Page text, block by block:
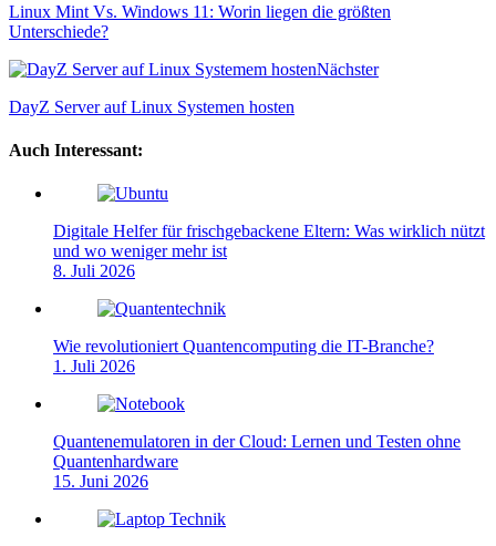
Linux Mint Vs. Windows 11: Worin liegen die größten
Unterschiede?
Nächster
DayZ Server auf Linux Systemen hosten
Auch Interessant:
Digitale Helfer für frischgebackene Eltern: Was wirklich nützt
und wo weniger mehr ist
8. Juli 2026
Wie revolutioniert Quantencomputing die IT-Branche?
1. Juli 2026
Quantenemulatoren in der Cloud: Lernen und Testen ohne
Quantenhardware
15. Juni 2026